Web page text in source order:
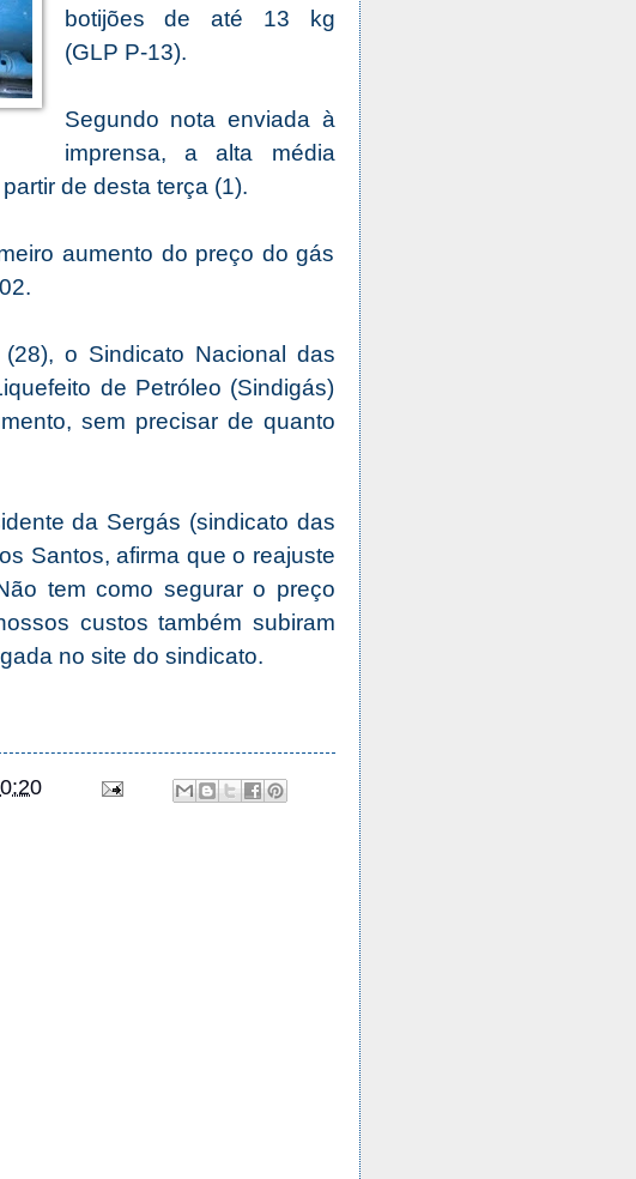
botijões de até 13 kg
(GLP P-13).
Segundo nota enviada à
imprensa, a alta média
de desta terça (1).
aumento do preço do gás
o Sindicato Nacional das
de Petróleo (Sindigás)
sem precisar de quanto
da Sergás (sindicato das
Santos, afirma que o reajuste
tem como segurar o preço
custos também subiram
no site do sindicato.